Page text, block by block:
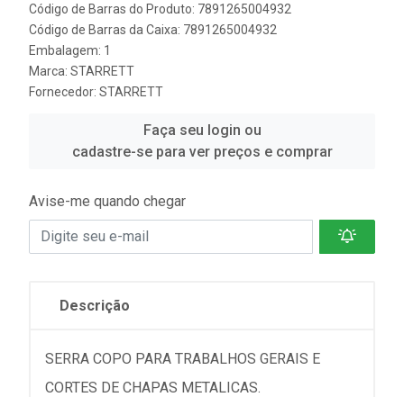
Código de Barras do Produto: 7891265004932
Código de Barras da Caixa: 7891265004932
Embalagem: 1
Marca: STARRETT
Fornecedor: STARRETT
Faça seu login ou
cadastre-se para ver preços e comprar
Avise-me quando chegar
Descrição
SERRA COPO PARA TRABALHOS GERAIS E
CORTES DE CHAPAS METALICAS.